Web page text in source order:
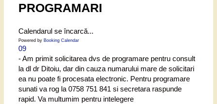
PROGRAMARI
Calendarul se încarcă...
Powered by Booking Calendar
09
- Am primit solicitarea dvs de programare pentru consult
la dl dr Ditoiu, dar din cauza numarului mare de solicitari
ea nu poate fi procesata electronic. Pentru programare
sunati va rog la 0758 751 841 si secretara raspunde
rapid. Va multumim pentru intelegere